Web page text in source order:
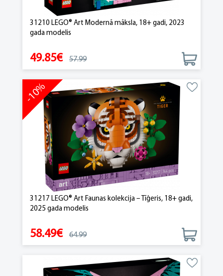
31210 LEGO® Art Modernā māksla, 18+ gadi, 2023
gada modelis
49.85€ 57.99
31217 LEGO® Art Faunas kolekcija – Tīģeris, 18+ gadi,
2025 gada modelis
-10%
58.49€ 64.99